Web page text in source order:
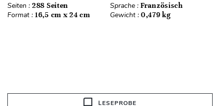
Seiten : 288 Seiten Sprache : Französisch
Format : 16,5 cm x 24 cm Gewicht : 0,479 kg
LESEPROBE